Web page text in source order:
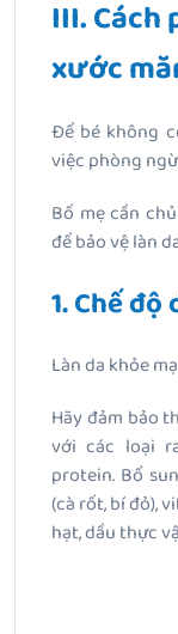
III.
xước
Để bé không
việc phòng
Bố mẹ cần
để bảo vệ làn
1. Chế
Làn da khỏe
Hãy đảm bảo
với các loại
protein. Bổ
(cà rốt, bí đỏ),
hạt, dầu thực